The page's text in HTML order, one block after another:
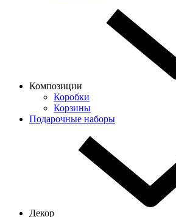
Композиции
Коробки
Корзины
Подарочные наборы
Декор